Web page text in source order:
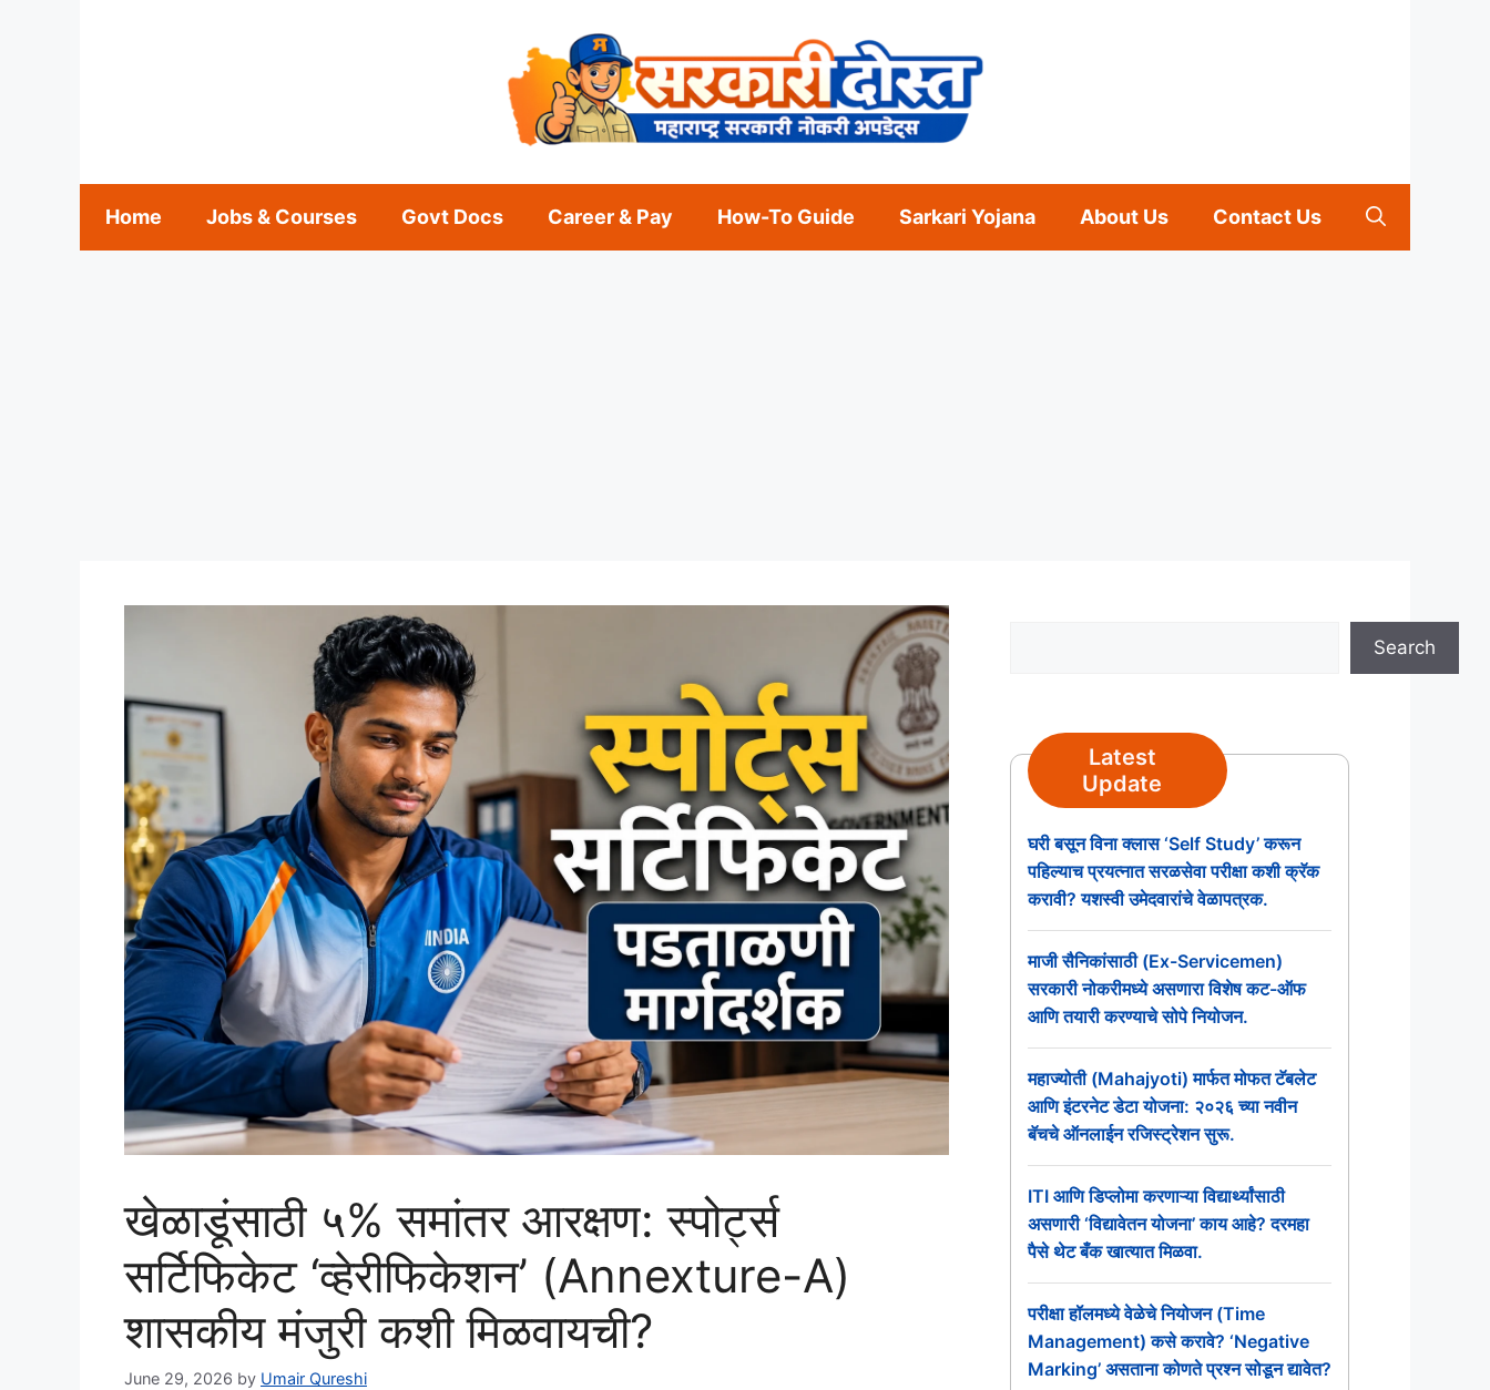
Home Jobs & Courses Govt Docs Career & Pay How-To Guide Sarkari Yojana About Us Contact Us
खेळाडूंसाठी ५% समांतर आरक्षण: स्पोर्ट्स
सर्टिफिकेट ‘व्हेरीफिकेशन’ (Annexture-A)
शासकीय मंजुरी कशी मिळवायची?
June 29, 2026 by Umair Qureshi
Search
Latest
Update
घरी बसून विना क्लास ‘Self Study’ करून
पहिल्याच प्रयत्नात सरळसेवा परीक्षा कशी क्रॅक
करावी? यशस्वी उमेदवारांचे वेळापत्रक.
माजी सैनिकांसाठी (Ex-Servicemen)
सरकारी नोकरीमध्ये असणारा विशेष कट-ऑफ
आणि तयारी करण्याचे सोपे नियोजन.
महाज्योती (Mahajyoti) मार्फत मोफत टॅबलेट
आणि इंटरनेट डेटा योजना: २०२६ च्या नवीन
बॅचचे ऑनलाईन रजिस्ट्रेशन सुरू.
ITI आणि डिप्लोमा करणाऱ्या विद्यार्थ्यांसाठी
असणारी ‘विद्यावेतन योजना’ काय आहे? दरमहा
पैसे थेट बँक खात्यात मिळवा.
परीक्षा हॉलमध्ये वेळेचे नियोजन (Time
Management) कसे करावे? ‘Negative
Marking’ असताना कोणते प्रश्न सोडून द्यावेत?